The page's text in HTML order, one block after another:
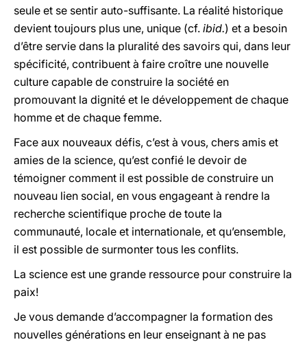
seule et se sentir auto-suffisante. La réalité historique
devient toujours plus une, unique (cf. ibid.) et a besoin
d’être servie dans la pluralité des savoirs qui, dans leur
spécificité, contribuent à faire croître une nouvelle
culture capable de construire la société en
promouvant la dignité et le développement de chaque
homme et de chaque femme.
Face aux nouveaux défis, c’est à vous, chers amis et
amies de la science, qu’est confié le devoir de
témoigner comment il est possible de construire un
nouveau lien social, en vous engageant à rendre la
recherche scientifique proche de toute la
communauté, locale et internationale, et qu’ensemble,
il est possible de surmonter tous les conflits.
La science est une grande ressource pour construire la
paix!
Je vous demande d’accompagner la formation des
nouvelles générations en leur enseignant à ne pas